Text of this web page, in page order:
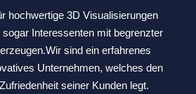
hochwertige 3D Visualisierungen
Interessenten mit begrenzter
sind ein erfahrenes
Unternehmen, welches den
seiner Kunden legt.